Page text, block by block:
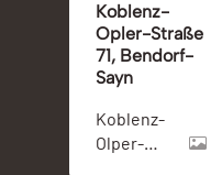
Koblenz-
Opler-Straße
71, Bendorf-
Sayn
Koblenz-
Olper-